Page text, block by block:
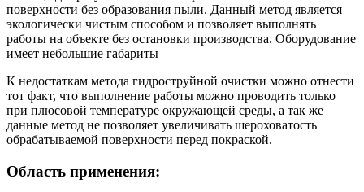
поверхности без образования пыли. Данный метод является
экологически чистым способом и позволяет выполнять
работы на объекте без остановки производства. Оборудование
имеет небольшие габариты
К недостаткам метода гидроструйной очистки можно отнести
тот факт, что выполнение работы можно проводить только
при плюсовой температуре окружающей среды, а так же
данные метод не позволяет увеличивать шероховатость
обрабатываемой поверхности перед покраской.
Область применения: